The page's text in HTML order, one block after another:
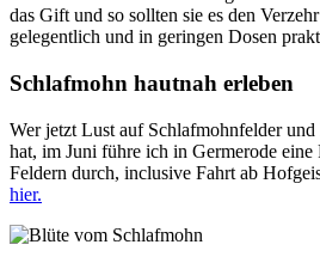
das Gift und so sollten sie es den
gelegentlich und in geringen Dosen
Schlafmohn hautnah erleben
Wer jetzt Lust auf Schlafmohnfelder
hat, im Juni führe ich in Germerode eine
Feldern durch, inclusive Fahrt ab
hier.